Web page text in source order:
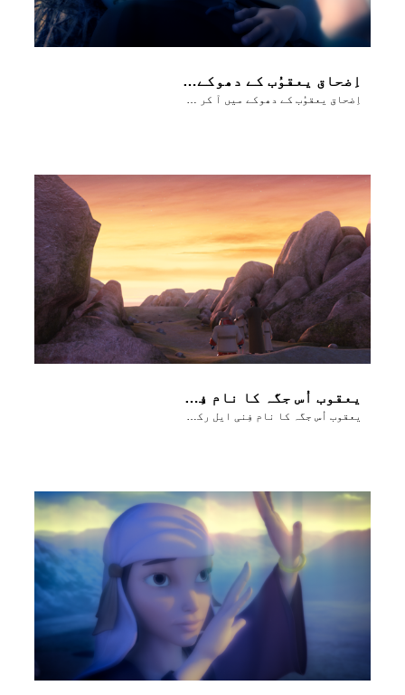
اِضحاق یعقوُب کے دھوکے میں آ کر اُسے بَرکت دے دیتا ہے
اِضحاق یعقوُب کے دھوکے میں آ کر اُسے بَرکت دے دیتا ہے
یعقوب اُس جگہ کا نام فِنی ایل رکھتا ہے جہاں اُس نے خُدا سے کُشتی لڑی تھی